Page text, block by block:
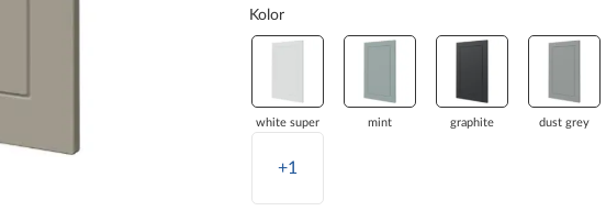
Kolor
white super mint graphite dust grey
+1